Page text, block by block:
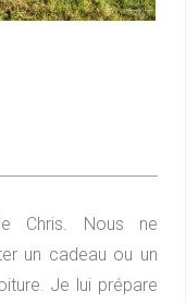
Chris. Nous ne
un cadeau ou un
Je lui prépare